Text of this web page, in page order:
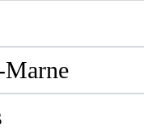
Marne